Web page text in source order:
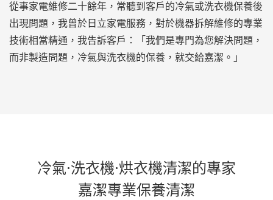
從事家電維修二十餘年，常聽到客戶的冷氣或洗衣機保養後
出現問題，我曾於日立家電服務，對於機器拆解維修的專業
技術相當精通，我告訴客戶：「我們是專門為您解決問題，
而非製造問題，冷氣與洗衣機的保養，就交給嘉潔。」
冷氣·洗衣機·烘衣機清潔的專家
嘉潔專業保養清潔